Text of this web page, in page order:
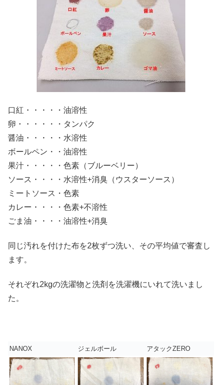
口紅・・・・・油溶性
卵・・・・・・タンパク
醤油・・・・・水溶性
ボールペン・・油溶性
果汁・・・・・色素（ブルーベリー）
ソース・・・・水溶性+消臭（ウスターソース）
ミートソース・色素
カレー・・・・色素+不溶性
ごま油・・・・油溶性+消臭
同じ汚れを付けた布を2枚ずつ洗い、その平均値で審査し
ます。
それぞれ2kgの洗濯物と洗剤を洗濯機にいれて洗いまし
た。
NANOX ジェルボール アタックZERO